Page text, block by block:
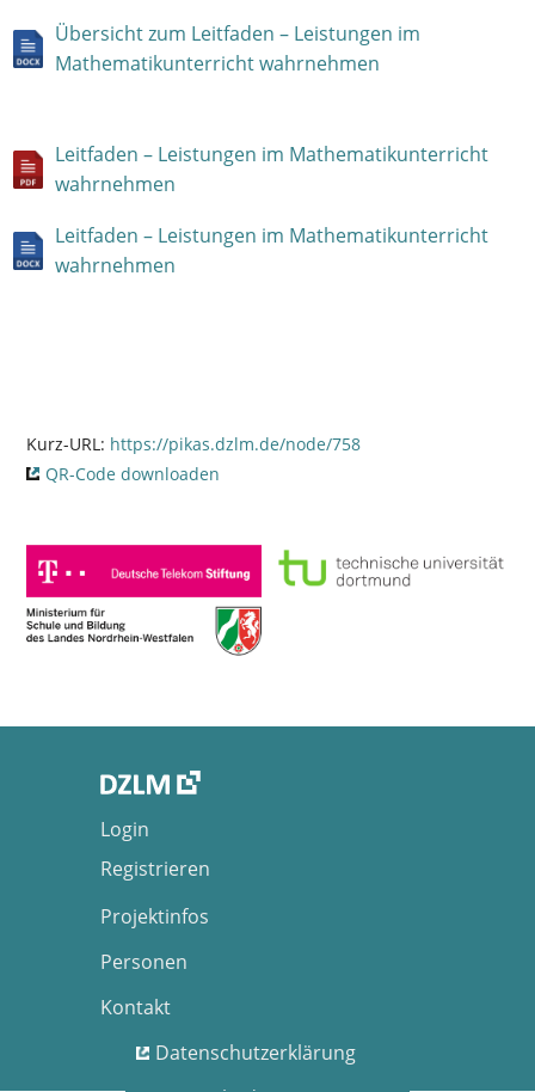
Übersicht zum Leitfaden – Leistungen im
Mathematikunterricht wahrnehmen
Leitfaden – Leistungen im Mathematikunterricht
wahrnehmen
Leitfaden – Leistungen im Mathematikunterricht
wahrnehmen
Kurz-URL: https://pikas.dzlm.de/node/758
QR-Code downloaden
Login
Registrieren
Projektinfos
Personen
Kontakt
Datenschutzerklärung